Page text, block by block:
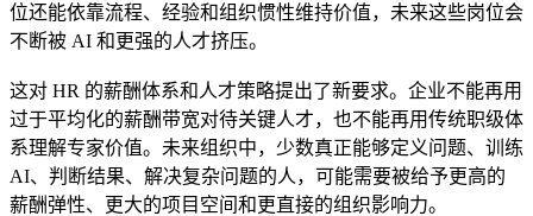
位还能依靠流程、经验和组织惯性维持价值，未来这些岗位会
不断被 AI 和更强的人才挤压。
这对 HR 的薪酬体系和人才策略提出了新要求。企业不能再用
过于平均化的薪酬带宽对待关键人才，也不能再用传统职级体
系理解专家价值。未来组织中，少数真正能够定义问题、训练
AI、判断结果、解决复杂问题的人，可能需要被给予更高的
薪酬弹性、更大的项目空间和更直接的组织影响力。